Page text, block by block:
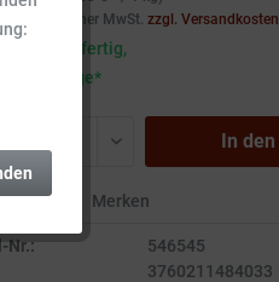
gesetzlicher MwSt.zzgl. Versandkosten
versandfertig,
3-5 Tage*
In den
Merken
Nr.:
546545
3760211484033